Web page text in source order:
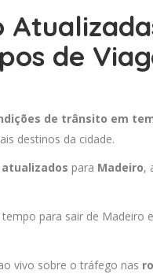
de
de trânsito em
destinos da cidade.
para Madeiro,
para sair de Madeiro
vivo sobre o tráfego nas